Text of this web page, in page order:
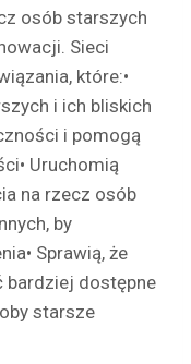
osób starszych
Sieci
które:•
i ich bliskich
i pomogą
• Uruchomią
na rzecz osób
by
• Sprawią, że
bardziej dostępne
starsze